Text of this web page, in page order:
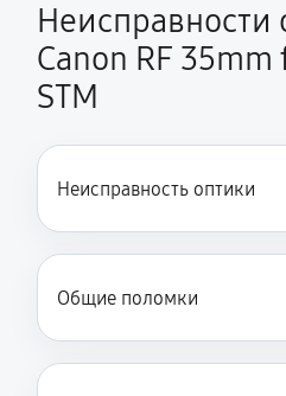
Неисправности
Canon RF
STM
Неисправность оптики
Общие поломки